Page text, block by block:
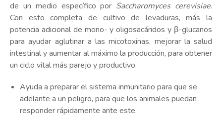
de un medio específico por Saccharomyces cerevisiae.
Con esto completa de cultivo de levaduras, más la
potencia adicional de mono- y oligosacáridos y β-glucanos
para ayudar aglutinar a las micotoxinas, mejorar la salud
intestinal y aumentar al máximo la producción, para obtener
un ciclo vital más parejo y productivo.
Ayuda a preparar el sistema inmunitario para que se
adelante a un peligro, para que los animales puedan
responder rápidamente ante este.